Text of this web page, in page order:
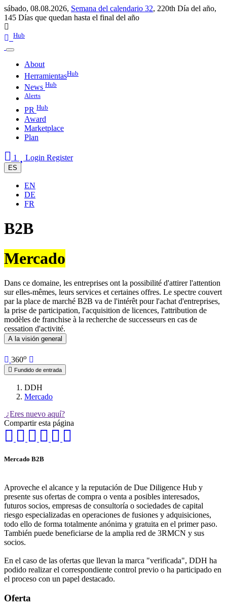
sábado, 08.08.2026, Semana del calendario 32, 220th Día del año,
145 Días que quedan hasta el final del año
Hub
About
HerramientasHub
News Hub
Alerts
PR Hub
Award
Marketplace
Plan
1 Login Register
ES
EN
DE
FR
B2B
Mercado
Dans ce domaine, les entreprises ont la possibilité d'attirer l'attention
sur elles-mêmes, leurs services et certaines offres. Le spectre couvert
par la place de marché B2B va de l'intérêt pour l'achat d'entreprises,
la prise de participation, l'acquisition de licences, l'attribution de
modèles de franchise à la recherche de successeurs en cas de
cessation d'activité.
A la visión general
360o
Fundido de entrada
DDH
Mercado
¿Eres nuevo aquí?
Compartir esta página
Mercado B2B
Aproveche el alcance y la reputación de Due Diligence Hub y
presente sus ofertas de compra o venta a posibles interesados,
futuros socios, empresas de consultoría o sociedades de capital
riesgo especializadas en operaciones de fusiones y adquisiciones,
todo ello de forma totalmente anónima y gratuita en el primer paso.
También puede beneficiarse de la amplia red de 3RMCN y sus
socios.
En el caso de las ofertas que llevan la marca "verificada", DDH ha
podido realizar el correspondiente control previo o ha participado en
el proceso con un papel destacado.
Oferta